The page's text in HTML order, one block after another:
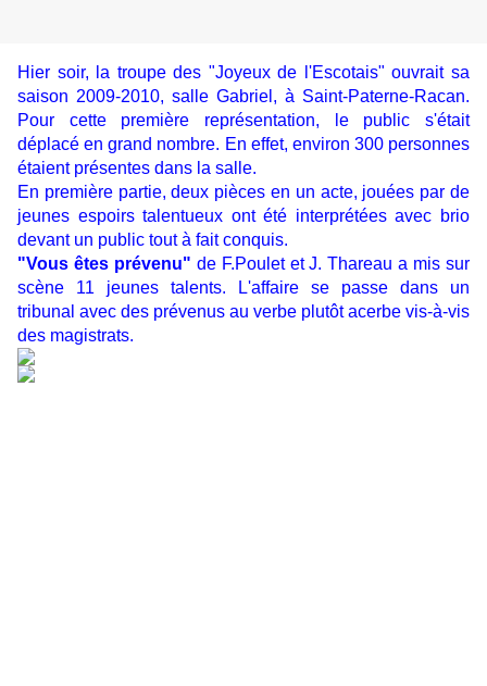
Hier soir, la troupe des "Joyeux de l'Escotais" ouvrait sa
saison 2009-2010, salle Gabriel, à Saint-Paterne-Racan.
Pour cette première représentation, le public s'était
déplacé en grand nombre. En effet, environ 300 personnes
étaient présentes dans la salle.
En première partie, deux pièces en un acte, jouées par de
jeunes espoirs talentueux ont été interprétées avec brio
devant un public tout à fait conquis.
"Vous êtes prévenu" de F.Poulet et J. Thareau a mis sur
scène 11 jeunes talents. L'affaire se passe dans un
tribunal avec des prévenus au verbe plutôt acerbe vis-à-vis
des magistrats.